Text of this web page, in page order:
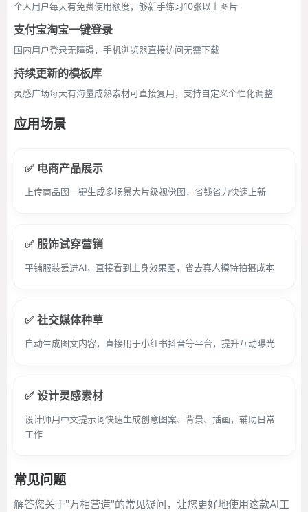
个人用户每天有免费使用额度，够新手练习10张以上图片
支付宝淘宝一键登录
国内用户登录无障碍，手机浏览器直接访问无需下载
持续更新的模板库
灵感广场每天有海量成熟素材可直接复用，支持自定义个性化调整
应用场景
✅ 电商产品展示
上传商品图一键生成多场景大片级视觉图，省钱省力快速上新
✅ 服饰试穿营销
平铺服装丢进AI，直接看到上身效果图，省去真人模特拍摄成本
✅ 社交媒体种草
自动生成图文内容，直接用于小红书抖音等平台，提升互动曝光
✅ 设计灵感素材
设计师用中文提示词快速生成创意图案、背景、插画，辅助日常
工作
常见问题
解答您关于"万相营造"的常见疑问，让您更好地使用这款AI工